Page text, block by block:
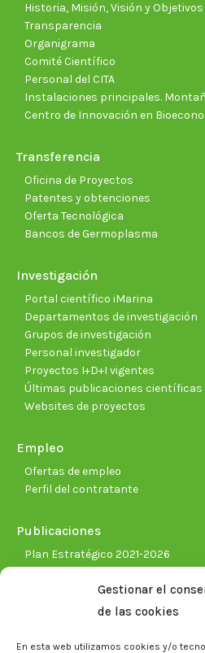
Gestionar el
de las cookies
En esta web utilizamos cookies y/o
Historia, Misión, Visión y Objetivos
Transparencia
Organigrama
Comité Científico
Personal del CITA
Instalaciones principales.
Centro de Innovación en
Transferencia
Oficina de Proyectos
Patentes y obtenciones
Oferta Tecnológica
Bancos de Germoplasma
Investigación
Portal científico iMarina
Departamentos de investigación
Grupos de investigación
Personal investigador
Proyectos I+D+I vigentes
Últimas publicaciones científicas
Websites de proyectos
Empleo
Ofertas de empleo
Perfil del contratante
Publicaciones
Plan Estratégico 2021-2026
Biblioteca. Repositorio CITAREA